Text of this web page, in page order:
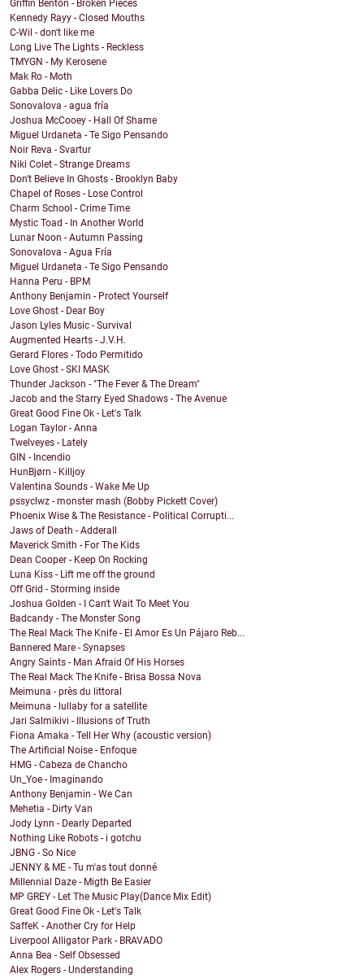
Griffin Benton - Broken Pieces
Kennedy Rayy - Closed Mouths
C-Wil - don't like me
Long Live The Lights - Reckless
TMYGN - My Kerosene
Mak Ro - Moth
Gabba Delic - Like Lovers Do
Sonovalova - agua fría
Joshua McCooey - Hall Of Shame
Miguel Urdaneta - Te Sigo Pensando
Noir Reva - Svartur
Niki Colet - Strange Dreams
Don't Believe In Ghosts - Brooklyn Baby
Chapel of Roses - Lose Control
Charm School - Crime Time
Mystic Toad - In Another World
Lunar Noon - Autumn Passing
Sonovalova - Agua Fría
Miguel Urdaneta - Te Sigo Pensando
Hanna Peru - BPM
Anthony Benjamin - Protect Yourself
Love Ghost - Dear Boy
Jason Lyles Music - Survival
Augmented Hearts - J.V.H.
Gerard Flores - Todo Permitido
Love Ghost - SKI MASK
Thunder Jackson - "The Fever & The Dream"
Jacob and the Starry Eyed Shadows - The Avenue
Great Good Fine Ok - Let's Talk
Logan Taylor - Anna
Twelveyes - Lately
GIN - Incendio
HunBjørn - Killjoy
Valentina Sounds - Wake Me Up
pssyclwz - monster mash (Bobby Pickett Cover)
Phoenix Wise & The Resistance - Political Corrupti...
Jaws of Death - Adderall
Maverick Smith - For The Kids
Dean Cooper - Keep On Rocking
Luna Kiss - Lift me off the ground
Off Grid - Storming inside
Joshua Golden - I Can't Wait To Meet You
Badcandy - The Monster Song
The Real Mack The Knife - El Amor Es Un Pájaro Reb...
Bannered Mare - Synapses
Angry Saints - Man Afraid Of His Horses
The Real Mack The Knife - Brisa Bossa Nova
Meimuna - près du littoral
Meimuna - lullaby for a satellite
Jari Salmikivi - Illusions of Truth
Fiona Amaka - Tell Her Why (acoustic version)
The Artificial Noise - Enfoque
HMG - Cabeza de Chancho
Un_Yoe - Imaginando
Anthony Benjamin - We Can
Mehetia - Dirty Van
Jody Lynn - Dearly Departed
Nothing Like Robots - i gotchu
JBNG - So Nice
JENNY & ME - Tu m'as tout donné
Millennial Daze - Migth Be Easier
MP GREY - Let The Music Play(Dance Mix Edit)
Great Good Fine Ok - Let's Talk
SaffeK - Another Cry for Help
Liverpool Alligator Park - BRAVADO
Anna Bea - Self Obsessed
Alex Rogers - Understanding